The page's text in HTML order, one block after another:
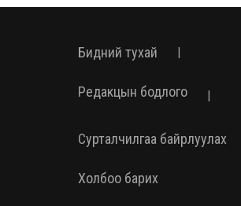
Бидний тухай |
Редакцын бодлого |
Сурталчилгаа байрлуулах
Холбоо барих